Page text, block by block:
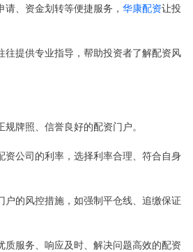
、资金划转等便捷服务， 华康配资让投
往提供专业指导，帮助投资者了解配资风
牌照、信誉良好的配资门户。
资公司的利率，选择利率合理、符合自身
户的风控措施，如强制平仓线、追缴保证
质服务、响应及时、解决问题高效的配资